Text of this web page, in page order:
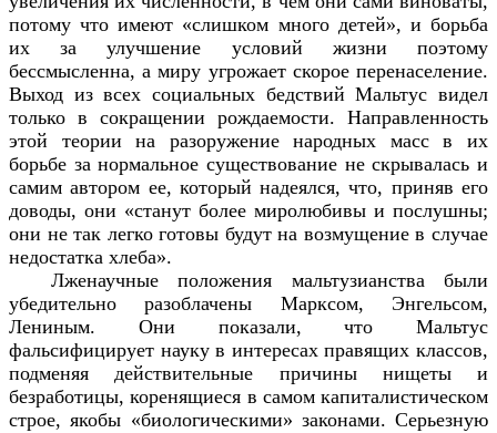
потому что имеют «слишком много детей», и борьба
их за улучшение условий жизни поэтому
бессмысленна, а миру угрожает скорое перенаселение.
Выход из всех социальных бедствий Мальтус видел
только в сокращении рождаемости. Направленность
этой теории на разоружение народных масс в их
борьбе за нормальное существование не скрывалась и
самим автором ее, который надеялся, что, приняв его
доводы, они «станут более миролюбивы и послушны;
они не так легко готовы будут на возмущение в случае
недостатка хлеба».
Лженаучные положения мальтузианства были
убедительно разоблачены Марксом, Энгельсом,
Лениным. Они показали, что Мальтус
фальсифицирует науку в интересах правящих классов,
подменяя действительные причины нищеты и
безработицы, коренящиеся в самом капиталистическом
строе, якобы «биологическими» законами. Серьезную